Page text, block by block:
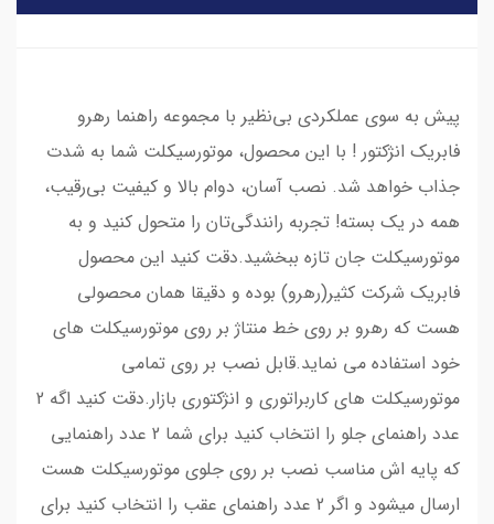
پیش به سوی عملکردی بی‌نظیر با مجموعه راهنما رهرو
فابریک انژکتور ! با این محصول، موتورسیکلت شما به شدت
جذاب خواهد شد. نصب آسان، دوام بالا و کیفیت بی‌رقیب،
همه در یک بسته! تجربه رانندگی‌تان را متحول کنید و به
موتورسیکلت جان تازه ببخشید.دقت کنید این محصول
فابریک شرکت کثیر(رهرو) بوده و دقیقا همان محصولی
هست که رهرو بر روی خط منتاژ بر روی موتورسیکلت های
خود استفاده می نماید.قابل نصب بر روی تمامی
موتورسیکلت های کاربراتوری و انژکتوری بازار.دقت کنید اگه 2
عدد راهنمای جلو را انتخاب کنید برای شما 2 عدد راهنمایی
که پایه اش مناسب نصب بر روی جلوی موتورسیکلت هست
ارسال میشود و اگر 2 عدد راهنمای عقب را انتخاب کنید برای